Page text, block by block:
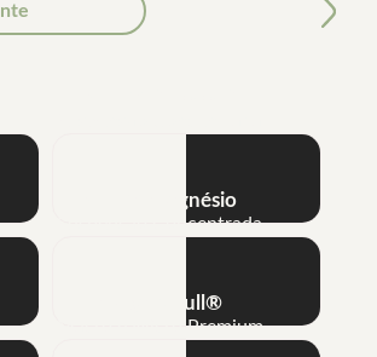
Próximo
NHT® Magnésio
Suspensão Concentrada
Mega K Full®
Macro e Micro Premium